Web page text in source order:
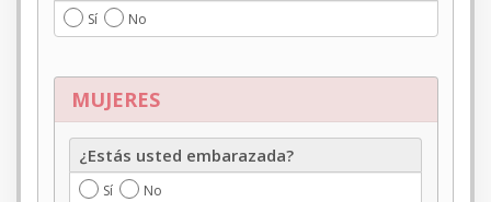
de
contacto?
Sí No
MUJERES
¿Estás
usted
embarazada?
¿Estás usted embarazada?
Sí No